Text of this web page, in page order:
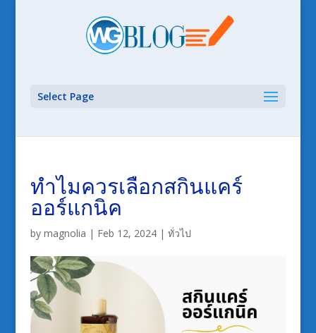
Select Page
ทำไมควรเลือกสกินแคร์
ออร์แกนิค
by magnolia | Feb 12, 2024| ทั่วไป